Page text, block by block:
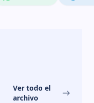
Ver todo el
archivo